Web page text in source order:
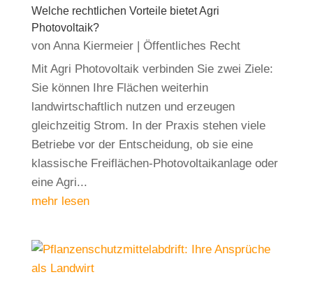
Welche rechtlichen Vorteile bietet Agri
Photovoltaik?
von Anna Kiermeier| Öffentliches Recht
Mit Agri Photovoltaik verbinden Sie zwei Ziele:
Sie können Ihre Flächen weiterhin
landwirtschaftlich nutzen und erzeugen
gleichzeitig Strom. In der Praxis stehen viele
Betriebe vor der Entscheidung, ob sie eine
klassische Freiflächen-Photovoltaikanlage oder
eine Agri...
mehr lesen